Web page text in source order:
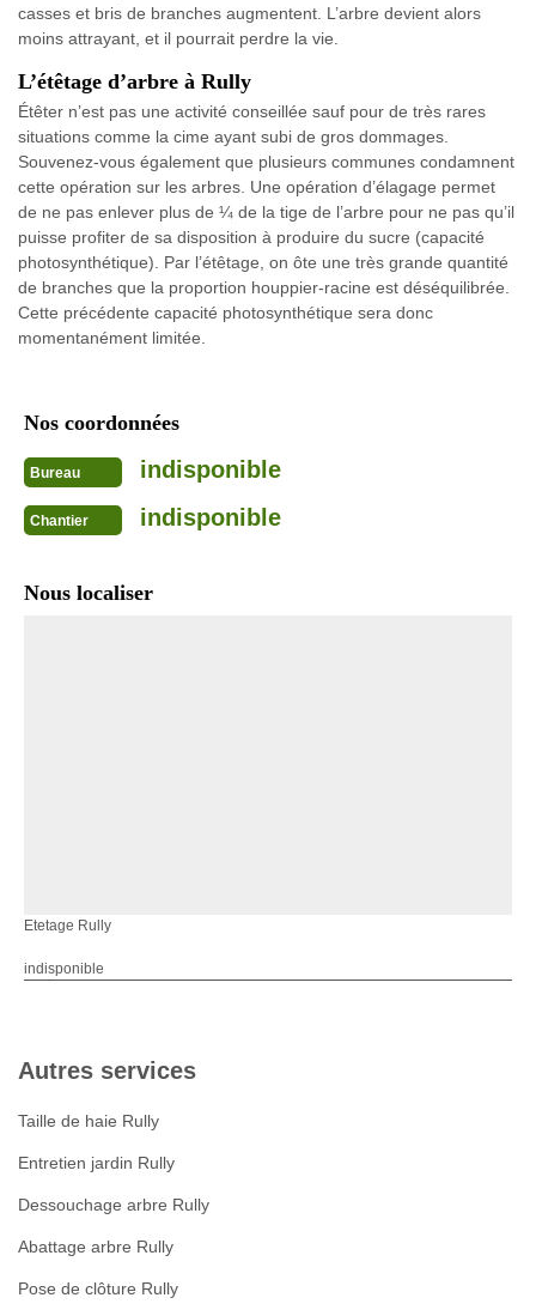
casses et bris de branches augmentent. L’arbre devient alors
moins attrayant, et il pourrait perdre la vie.
L’étêtage d’arbre à Rully
Étêter n’est pas une activité conseillée sauf pour de très rares
situations comme la cime ayant subi de gros dommages.
Souvenez-vous également que plusieurs communes condamnent
cette opération sur les arbres. Une opération d’élagage permet
de ne pas enlever plus de ¼ de la tige de l’arbre pour ne pas qu’il
puisse profiter de sa disposition à produire du sucre (capacité
photosynthétique). Par l’étêtage, on ôte une très grande quantité
de branches que la proportion houppier-racine est déséquilibrée.
Cette précédente capacité photosynthétique sera donc
momentanément limitée.
Nos coordonnées
Bureau indisponible
Chantier indisponible
Nous localiser
Etetage Rully
indisponible
Autres services
Taille de haie Rully
Entretien jardin Rully
Dessouchage arbre Rully
Abattage arbre Rully
Pose de clôture Rully